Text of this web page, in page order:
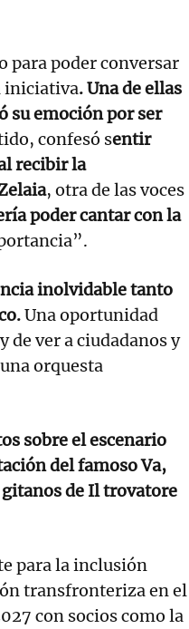
para poder conversar
iniciativa. Una de ellas
su emoción por ser
confesó sentir
recibir la
, otra de las voces
poder cantar con la
inolvidable tanto
Una oportunidad
de ver a ciudadanos y
orquesta
sobre el escenario
del famoso Va,
gitanos de Il trovatore
para la inclusión
transfronteriza en el
con socios como la